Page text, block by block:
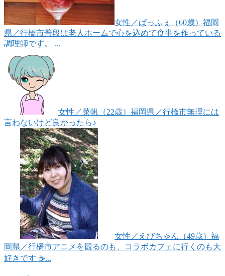
女性 ／ぱっふぇ（60歳） 福岡
県／行橋市普段は老人ホームで心を込めて食事を作っている
調理師です。 ...
女性 ／菜帆（22歳） 福岡県／行橋市無理には
言わないけど良かったら♪
女性 ／えびちゃん（49歳） 福
岡県／行橋市アニメを観るのも、コラボカフェに行くのも大
好きです ☕...